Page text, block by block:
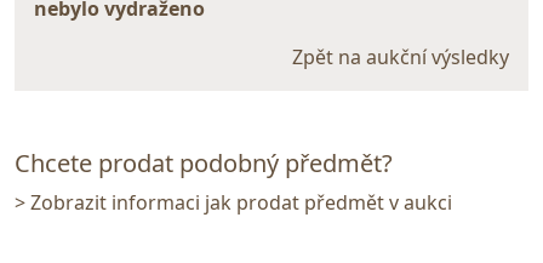
nebylo vydraženo
Zpět na aukční výsledky
Chcete prodat podobný předmět?
> Zobrazit informaci jak prodat předmět v aukci